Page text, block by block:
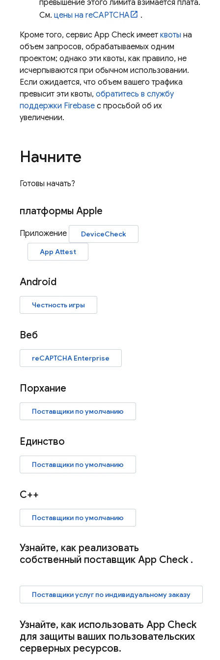
превышение этого лимита взимается плата.
См. цены на reCAPTCHA
.
Кроме того, сервис App Check имеет квоты на
объем запросов, обрабатываемых одним
проектом; однако эти квоты, как правило, не
исчерпываются при обычном использовании.
Если ожидается, что объем вашего трафика
превысит эти квоты, обратитесь в службу
поддержки Firebase с просьбой об их
увеличении.
Начните
Готовы начать?
платформы Apple
Приложение
DeviceCheck
App Attest
Android
Честность игры
Веб
reCAPTCHA Enterprise
Порхание
Поставщики по умолчанию
Единство
Поставщики по умолчанию
C++
Поставщики по умолчанию
Узнайте, как реализовать
собственный поставщик App Check .
Поставщики услуг по индивидуальному заказу
Узнайте, как использовать App Check
для защиты ваших пользовательских
серверных ресурсов.